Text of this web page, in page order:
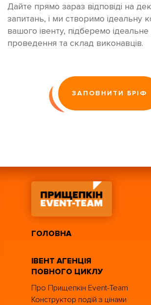
Дайте прямо зараз відповіді на
запитань, і ми створимо ідеальну
вашого івенту, підберемо
проведення та склад виконавців.
ЗАПОВНИТИ БРІФ
ГОЛОВНА
ІВЕНТ АГЕНЦІЯ
ПОВНОГО ЦИКЛУ
Про Прищепкін Event-Team
Конструктор подій з цінами